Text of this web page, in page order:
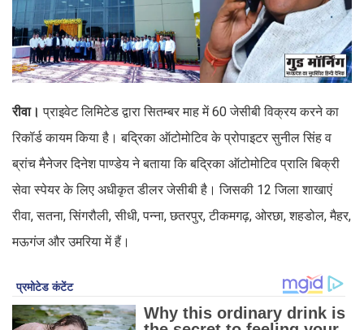
रीवा।प्राइवेट लिमिटेड द्वारा सितम्बर माह में 60 जेसीबी विक्रय करने का
रिकॉर्ड कायम किया है। बद्रिका ऑटोमोटिव के प्रोपाइटर सुनील सिंह व
ब्रांच मैनेजर दिनेश पाण्डेय ने बताया कि बद्रिका ऑटोमोटिव प्रालि बिक्री
सेवा स्पेयर के लिए अधीकृत डीलर जेसीबी है। जिसकी 12 जिला शाखाएं
रीवा, सतना, सिंगरौली, सीधी, पन्ना, छतरपुर, टीकमगढ़, ओरछा, शहडोल, मैहर,
मऊगंज और उमरिया में हैं।